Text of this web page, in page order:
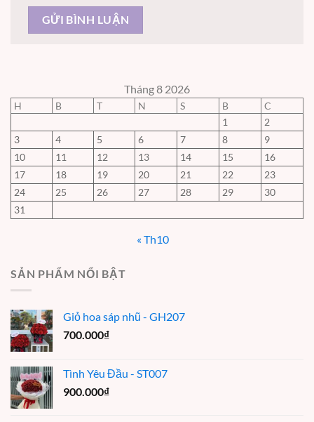
Tháng 8 2026
H B T N S B
C
1
2
3
4 5 6 7 8
9
10
11 12 13 14 15
16
17
18 19 20 21 22
23
24
25 26 27 28 29
30
31
« Th10
SẢN PHẨM NỔI BẬT
Giỏ hoa sáp nhũ - GH207
700.000₫
Tình Yêu Đầu - ST007
900.000₫